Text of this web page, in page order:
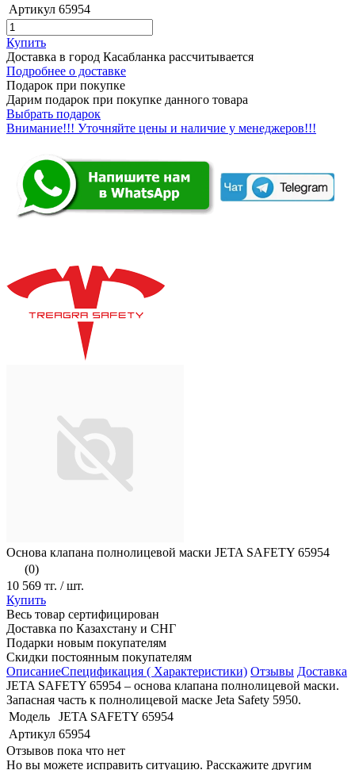
Артикул 65954
Купить
Доставка в город Касабланка рассчитывается
Подробнее о доставке
Подарок при покупке
Дарим подарок при покупке данного товара
Выбрать подарок
Внимание!!! Уточняйте цены и наличие у менеджеров!!!
Основа клапана полнолицевой маски JETA SAFETY 65954
(0)
10 569 тг. / шт.
Купить
Весь товар сертифицирован
Доставка по Казахстану и СНГ
Подарки новым покупателям
Скидки постоянным покупателям
ОписаниеСпецификация ( Характеристики) Отзывы Доставка
JETA SAFETY 65954 – основа клапана полнолицевой маски.
Запасная часть к полнолицевой маске Jeta Safety 5950.
Модель
JETA SAFETY 65954
Артикул 65954
Отзывов пока что нет
Но вы можете исправить ситуацию. Расскажите другим